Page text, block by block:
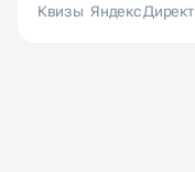
Квизы Яндекс Директ